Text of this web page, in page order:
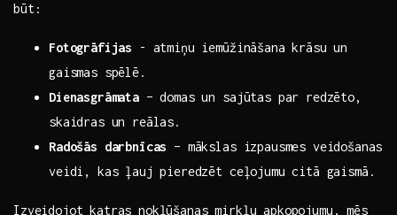
būt:
Fotogrāfijas -‌ atmiņu iemūžināšana krāsu ⁢un
gaismas spēlē.
Dienasgrāmata– domas un sajūtas par redzēto,
skaidras‌ un reālas.
Radošās darbnīcas – mākslas izpausmes veidošanas
veidi, kas ‌ļauj ‍pieredzēt ceļojumu citā gaismā.
Izveidojot katras nokļūšanas mirkļu‍ apkopojumu, mēs